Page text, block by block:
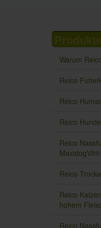
Warum
Reico
Reico
Reico
Reico
MaxidogVit®
Reico
Reico
hohem
Reico